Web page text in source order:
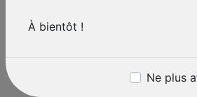
À bientôt !
Ne plus
tailles, pour répondre à tous
serons heureux de vous
de votre jardin un véritable